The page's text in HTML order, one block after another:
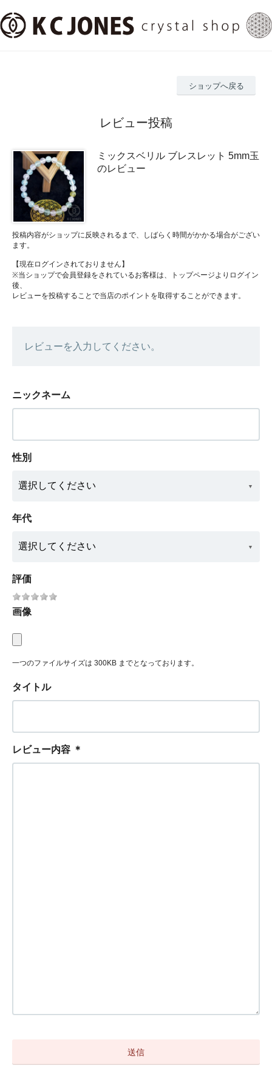
ショップへ戻る
レビュー投稿
ミックスベリル ブレスレット 5mm玉
のレビュー
投稿内容がショップに反映されるまで、しばらく時間がかかる場合がござい
ます。
【現在ログインされておりません】
※当ショップで会員登録をされているお客様は、トップページよりログイン
後、
レビューを投稿することで当店のポイントを取得することができます。
レビューを入力してください。
ニックネーム
性別
年代
評価
画像
一つのファイルサイズは 300KB までとなっております。
タイトル
レビュー内容 ＊